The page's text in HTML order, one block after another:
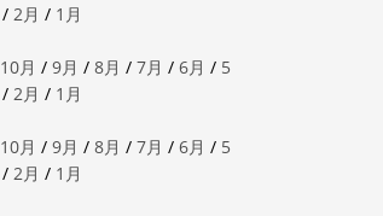
/ 2月 / 1月
10月 / 9月 / 8月 / 7月 / 6月 / 5
/ 2月 / 1月
10月 / 9月 / 8月 / 7月 / 6月 / 5
/ 2月 / 1月